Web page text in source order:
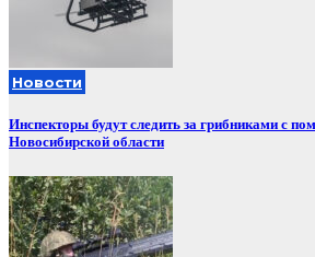
Новости
Инспекторы будут следить за грибниками с
Новосибирской области